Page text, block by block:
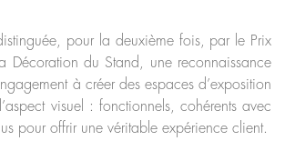
distinguée, pour la deuxième fois, par le Prix
Décoration du Stand, une reconnaissance
à créer des espaces d’exposition
visuel : fonctionnels, cohérents avec
pour offrir une véritable expérience client.